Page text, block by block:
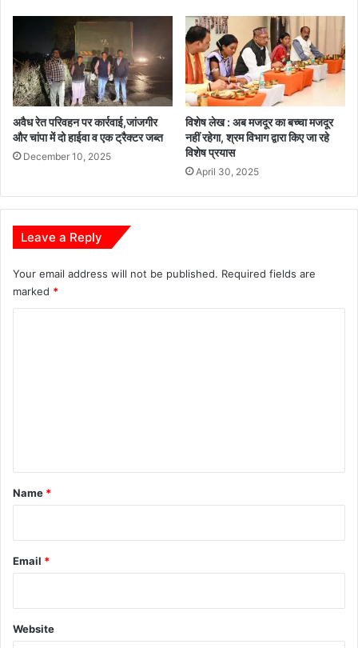
ण
प
र
जो
र
ने
क
हा
-
य
ह
प्र
की
प्र
औ
र
वि
न
मि
ल
का
क्ष
ण
अवैध रेत परिवहन पर कार्रवाई,जांजगीर
और चांपा में दो हाईवा व एक ट्रैक्टर जब्त
December 10, 2025
विशेष लेख : अब मजदूर का बच्चा मजदूर
नहीं रहेगा, श्रम विभाग द्वारा किए जा रहे
विशेष प्रयास
April 30, 2025
Leave a Reply
Your email address will not be published. Required fields are
marked *
*
Name *
Email *
Website